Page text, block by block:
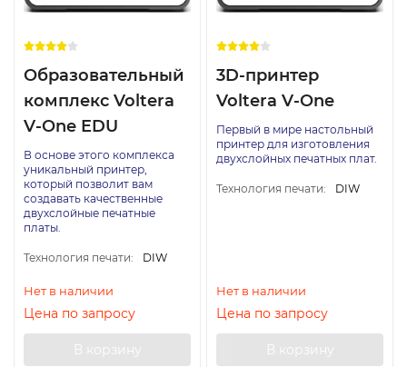
Образовательный
комплекс Voltera
V-One EDU
В основе этого комплекса
уникальный принтер,
который позволит вам
создавать качественные
двухслойные печатные
платы.
Технология печати: DIW
Нет в наличии
Цена по запросу
В корзину
3D-принтер
Voltera V-One
Первый в мире настольный
принтер для изготовления
двухслойных печатных плат.
Технология печати: DIW
Нет в наличии
Цена по запросу
В корзину